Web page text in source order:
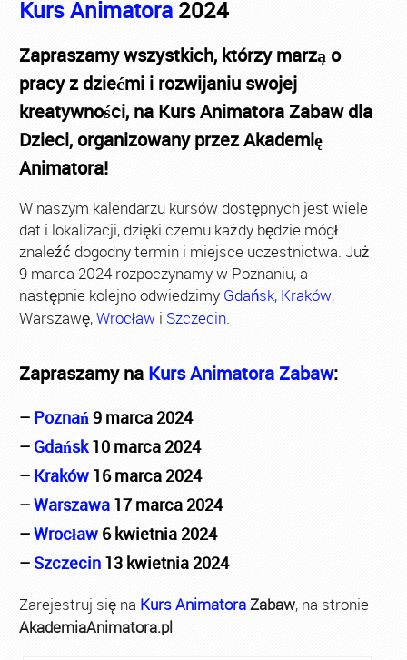
Kurs Animatora2024
Zapraszamy wszystkich, którzy marzą o
pracy z dziećmi i rozwijaniu swojej
kreatywności, na Kurs Animatora Zabaw dla
Dzieci, organizowany przez Akademię
Animatora!
W naszym kalendarzu kursów dostępnych jest wiele
dat i lokalizacji, dzięki czemu każdy będzie mógł
znaleźć dogodny termin i miejsce uczestnictwa. Już
9 marca 2024 rozpoczynamy w Poznaniu, a
następnie kolejno odwiedzimy Gdańsk, Kraków,
Warszawę,Wrocławi Szczecin.
Zapraszamy na Kurs Animatora Zabaw:
– Poznań9 marca 2024
– Gdańsk10 marca 2024
– Kraków16 marca 2024
–Warszawa17 marca 2024
–Wrocław6 kwietnia 2024
– Szczecin13 kwietnia 2024
Zarejestruj się na Kurs AnimatoraZabaw, na stronie
AkademiaAnimatora.pl